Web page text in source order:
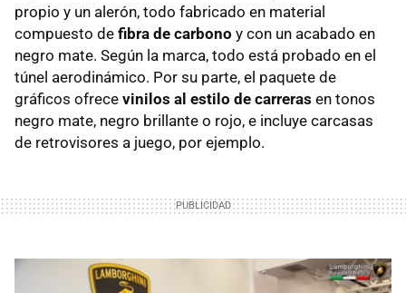
propio y un alerón, todo fabricado en material
compuesto de fibra de carbono y con un acabado en
negro mate. Según la marca, todo está probado en el
túnel aerodinámico. Por su parte, el paquete de
gráficos ofrece vinilos al estilo de carreras en tonos
negro mate, negro brillante o rojo, e incluye carcasas
de retrovisores a juego, por ejemplo.